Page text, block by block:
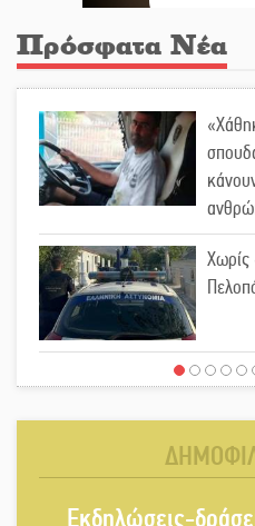
Πρόσφατα Νέα
Εκδηλώσεις-